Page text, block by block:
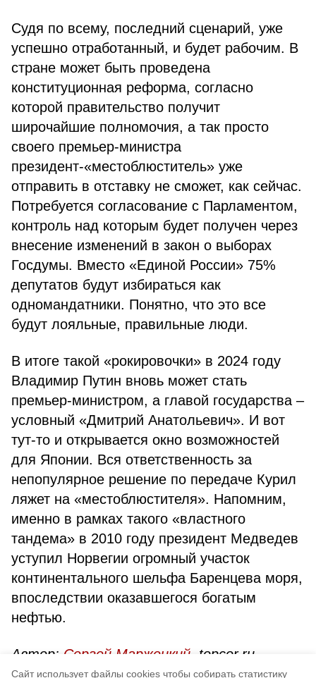
Cайт использует файлы cookies чтобы собирать статистику
Судя по всему, последний сценарий, уже
успешно отработанный, и будет рабочим. В
стране может быть проведена
конституционная реформа, согласно
которой правительство получит
широчайшие полномочия, а так просто
своего премьер-министра
президент-«местоблюститель» уже
отправить в отставку не сможет, как сейчас.
Потребуется согласование с Парламентом,
контроль над которым будет получен через
внесение изменений в закон о выборах
Госдумы. Вместо «Единой России» 75%
депутатов будут избираться как
одномандатники. Понятно, что это все
будут лояльные, правильные люди.
В итоге такой «рокировочки» в 2024 году
Владимир Путин вновь может стать
премьер-министром, а главой государства –
условный «Дмитрий Анатольевич». И вот
тут-то и открывается окно возможностей
для Японии. Вся ответственность за
непопулярное решение по передаче Курил
ляжет на «местоблюстителя». Напомним,
именно в рамках такого «властного
тандема» в 2010 году президент Медведев
уступил Норвегии огромный участок
континентального шельфа Баренцева моря,
впоследствии оказавшегося богатым
нефтью.
Автор: Сергей Маржецкий , topcor.ru